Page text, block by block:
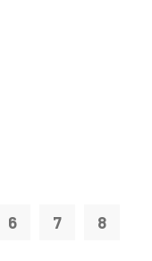
6 7 8